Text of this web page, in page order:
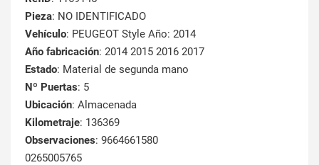
Pieza: NO IDENTIFICADO
Vehículo: PEUGEOT Style Año: 2014
Año fabricación: 2014 2015 2016 2017
Estado: Material de segunda mano
Nº Puertas: 5
Ubicación: Almacenada
Kilometraje: 136369
Observaciones: 9664661580
0265005765